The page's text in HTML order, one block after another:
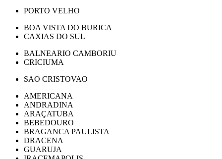
PORTO VELHO
BOA VISTA DO BURICA
CAXIAS DO SUL
BALNEARIO CAMBORIU
CRICIUMA
SAO CRISTOVAO
AMERICANA
ANDRADINA
ARAÇATUBA
BEBEDOURO
BRAGANCA PAULISTA
DRACENA
GUARUJA